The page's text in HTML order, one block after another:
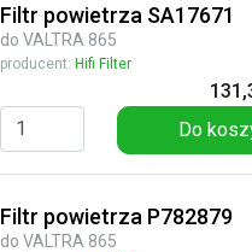
Filtr powietrza SA17671
do VALTRA 865
producent: Hifi Filter
Do
Filtr powietrza P782879
do VALTRA 865